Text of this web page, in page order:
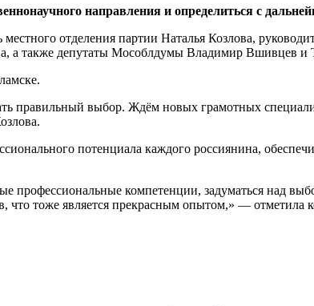
направления и определиться с
отделения партии Наталья Козлова,
также депутаты Мособлдумы Владимир Вшивцев и
правильный выбор. Ждём новых грамотных
потенциала каждого россиянина,
профессиональные компетенции, задуматься над
что тоже является прекрасным опытом,» —